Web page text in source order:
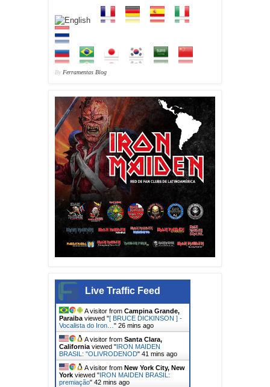
By Ferramentas Blog
Live Traffic Feed
A visitor from Campina Grande,
Paraiba viewed "[ BRUCE DICKINSON ] -
Vocalista do Iron… " 26 mins ago
A visitor from Santa Clara,
California viewed "IRON MAIDEN
BRASIL: "OLIVRODENOD" 41 mins ago
A visitor from New York City, New
York viewed "IRON MAIDEN BRASIL:
premiação" 42 mins ago